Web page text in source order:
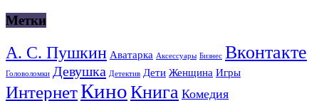
Метки
А. С. Пушкин Аватарка Аксессуары Бизнес Вконтакте
Головоломки Девушка Детектив Дети Женщина Игры
ИнтернетКиноКнига Комедия